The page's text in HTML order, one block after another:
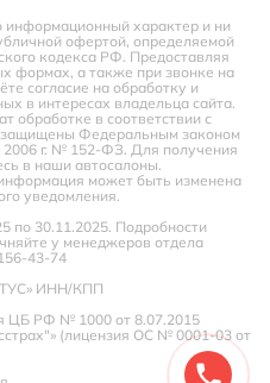
характер и ни
офертой, определяемой
кодекса РФ. Предоставляя
формах, а также при звонке на
согласие на обработку и
в интересах владельца сайта.
обработке в соответствии с
защищены Федеральным законом
г. № 152-ФЗ. Для получения
в наши автосалоны.
может быть изменена
уведомления.
по 30.11.2025. Подробности
у менеджеров отдела
43-74
ИНН/КПП
ЦБ РФ № 1000 от 8.07.2015
(лицензия ОС № 0001-03 от